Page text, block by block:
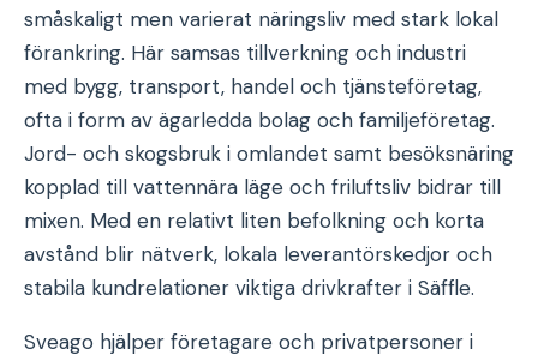
småskaligt men varierat näringsliv med stark lokal
förankring. Här samsas tillverkning och industri
med bygg, transport, handel och tjänsteföretag,
ofta i form av ägarledda bolag och familjeföretag.
Jord- och skogsbruk i omlandet samt besöksnäring
kopplad till vattennära läge och friluftsliv bidrar till
mixen. Med en relativt liten befolkning och korta
avstånd blir nätverk, lokala leverantörskedjor och
stabila kundrelationer viktiga drivkrafter i Säffle.
Sveago hjälper företagare och privatpersoner i